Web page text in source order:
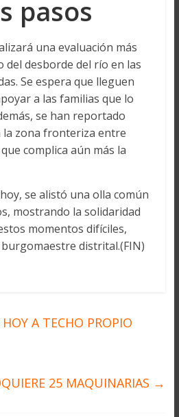
pasos
una evaluación más
del desborde del río en las
Se espera que lleguen
a las familias que lo
se han reportado
la zona fronteriza entre
complica aún más la
se alistó una olla común
mostrando la solidaridad
momentos difíciles,
distrital.(FIN)
A TECHO PROPIO
25 MAQUINARIAS →